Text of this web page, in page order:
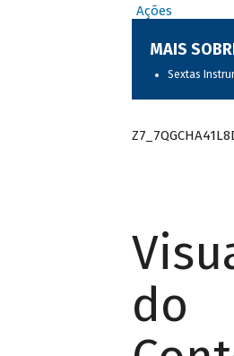
Ações
MAIS
Sextas
do